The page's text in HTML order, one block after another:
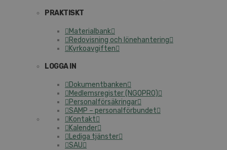
PRAKTISKT
Materialbank
Redovisning och lönehantering
Kyrkoavgiften
LOGGA IN
Dokumentbanken
Medlemsregister (NGOPRO)
Personalförsäkringar
SAMP – personalförbundet
Kontakt
Kalender
Lediga tjänster
SAU